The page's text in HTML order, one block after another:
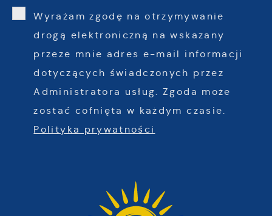
Wyrażam zgodę na otrzymywanie
drogą elektroniczną na wskazany
przeze mnie adres e-mail informacji
dotyczących świadczonych przez
Administratora usług. Zgoda może
zostać cofnięta w każdym czasie.
Polityka prywatności